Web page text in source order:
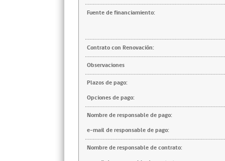
Fuente de financiamiento:
Contrato con Renovación:
Observaciones
Plazos de pago:
Opciones de pago:
Nombre de responsable de pago:
e-mail de responsable de pago:
Nombre de responsable de contrato: